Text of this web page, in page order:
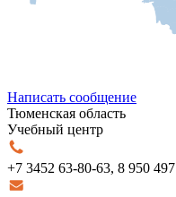
Написать сообщение
Тюменская область
Учебный центр
+7 3452 63-80-63, 8 950